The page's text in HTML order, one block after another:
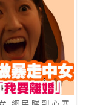
網民睇到心寒